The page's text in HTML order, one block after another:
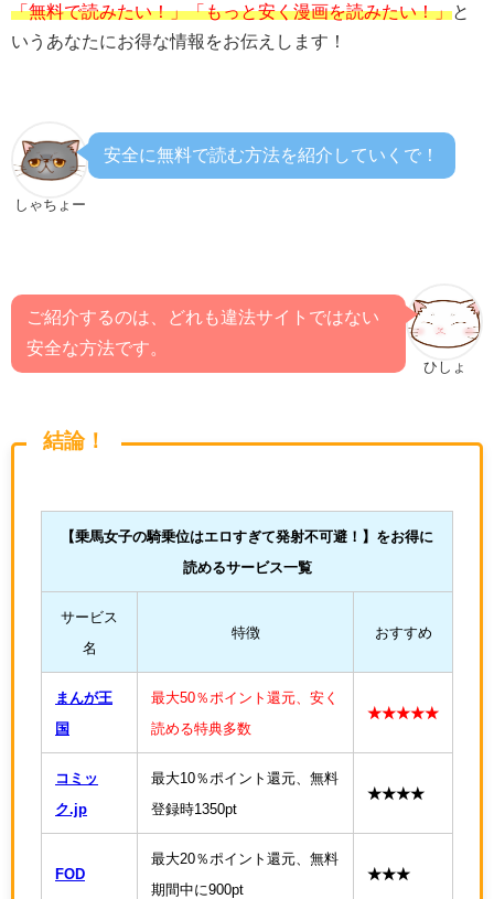
「無料で読みたい！」「もっと安く漫画を読みたい！」と
いうあなたにお得な情報をお伝えします！
しゃちょー
安全に無料で読む方法を紹介していくで！
ひしょ
ご紹介するのは、どれも違法サイトではない
安全な方法です。
結論！
【乗馬女子の騎乗位はエロすぎて発射不可避！ 】をお得に
読めるサービス一覧
サービス
名
特徴 おすすめ
まんが王
国
最大50％ポイント還元、安く
読める特典多数
★★★★★
コミッ
ク.jp
最大10％ポイント還元、無料
登録時1350pt
★★★★
FOD
最大20％ポイント還元、無料
期間中に900pt
★★★